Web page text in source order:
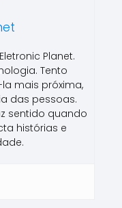
Planet.
Tento
mais próxima,
das pessoas.
sentido quando
histórias e